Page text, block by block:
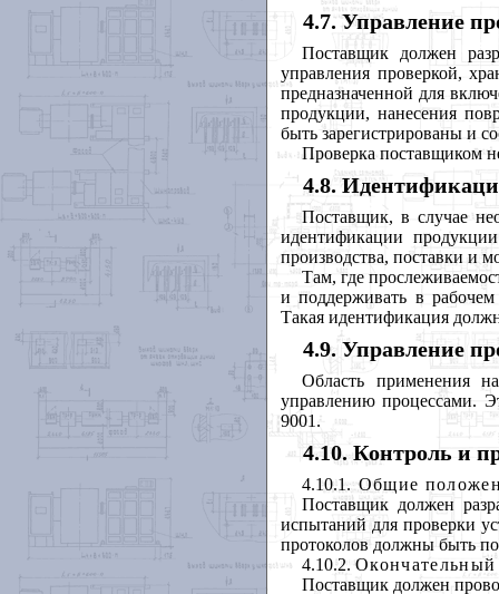
4.7. Управление
Поставщик должен
управления проверкой,
предназначенной для
продукции, нанесения
быть зарегистрированы и
Проверка поставщиком
4.8.
Поставщик, в случае
идентификации
производства, поставки и
Там, где
и поддерживать в
Такая идентификация
4.9. Управление
Область применения
управлению процессами.
9001.
4.10. Контроль и
4.10.1. Общие
Поставщик должен
испытаний для проверки
протоколов должны быть
4.10.2.
Поставщик должен